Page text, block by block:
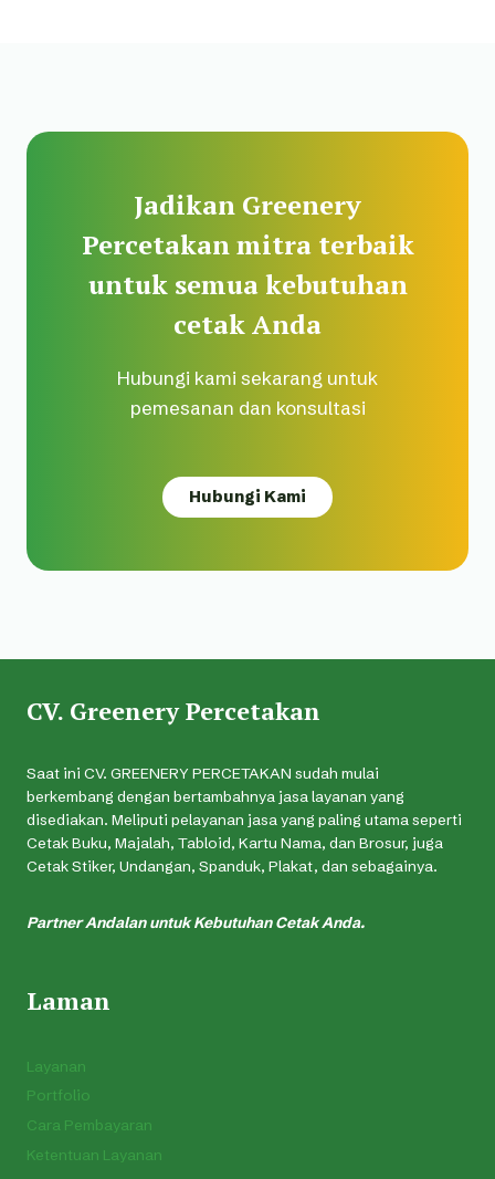
Jadikan Greenery
Percetakan mitra terbaik
untuk semua kebutuhan
cetak Anda
Hubungi kami sekarang untuk
pemesanan dan konsultasi
Hubungi Kami
CV. Greenery Percetakan
Saat ini CV. GREENERY PERCETAKAN sudah mulai
berkembang dengan bertambahnya jasa layanan yang
disediakan. Meliputi pelayanan jasa yang paling utama seperti
Cetak Buku, Majalah, Tabloid, Kartu Nama, dan Brosur, juga
Cetak Stiker, Undangan, Spanduk, Plakat, dan sebagainya.
Partner Andalan untuk Kebutuhan Cetak Anda.
Laman
Layanan
Portfolio
Cara Pembayaran
Ketentuan Layanan